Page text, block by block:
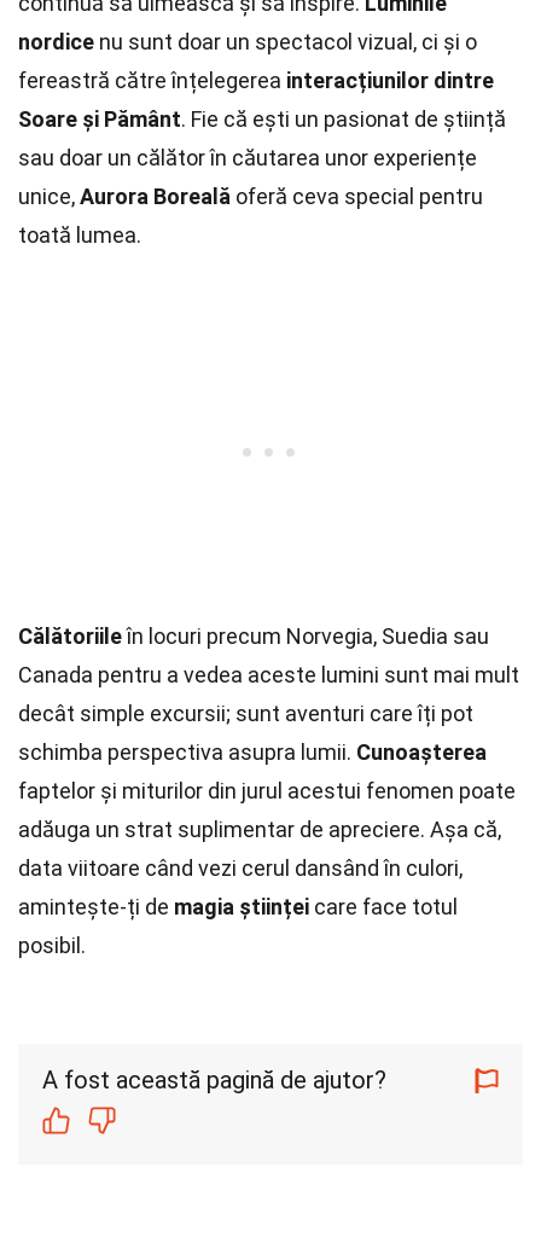
nordice nu sunt doar un spectacol vizual, ci și o
fereastră către înțelegerea interacțiunilor dintre
Soare și Pământ. Fie că ești un pasionat de știință
sau doar un călător în căutarea unor experiențe
unice,Aurora Boreală oferă ceva special pentru
toată lumea.
Călătoriileîn locuri precum Norvegia, Suedia sau
Canada pentru a vedea aceste lumini sunt mai mult
decât simple excursii; sunt aventuri care îți pot
schimba perspectiva asupra lumii. Cunoașterea
faptelor și miturilor din jurul acestui fenomen poate
adăuga un strat suplimentar de apreciere. Așa că,
data viitoare când vezi cerul dansând în culori,
amintește-ți de magia științei care face totul
posibil.
A fost această pagină de ajutor?